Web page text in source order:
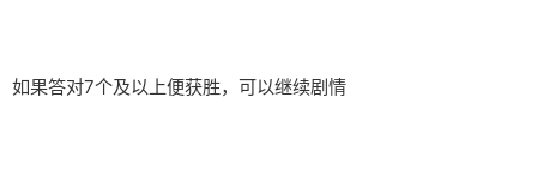
如果答对7个及以上便获胜，可以继续剧情